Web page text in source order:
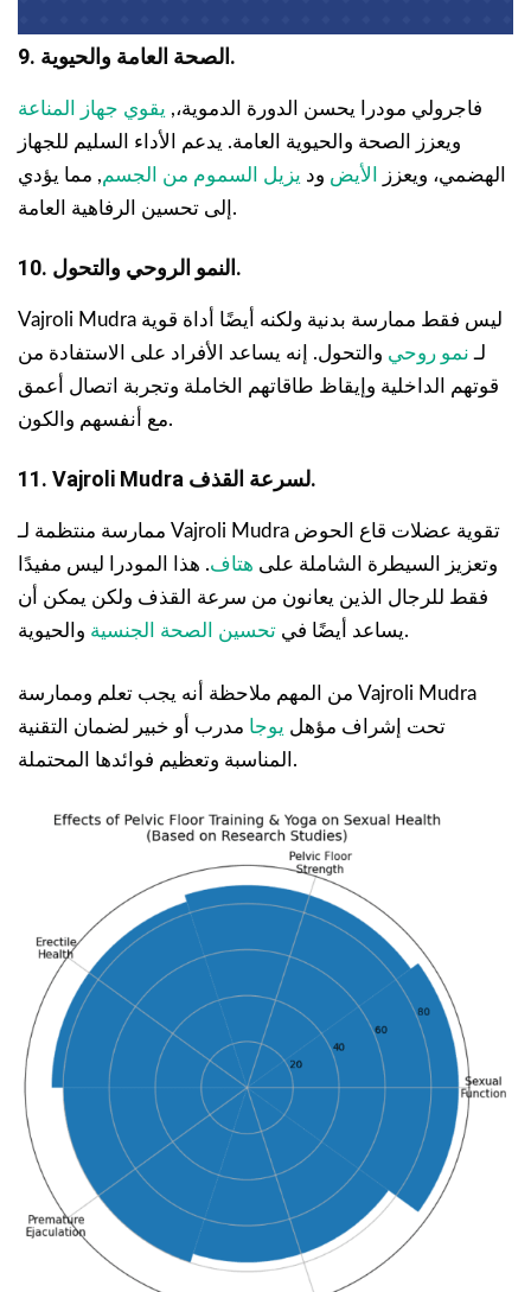
9. الصحة العامة والحيوية.
فاجرولي مودرا يحسن الدورة الدموية،, يقوي جهاز المناعة
ويعزز الصحة والحيوية العامة. يدعم الأداء السليم للجهاز
الهضمي، ويعزز
الأيض ود يزيل السموم من الجسم, مما يؤدي
إلى تحسين الرفاهية العامة.
10. النمو الروحي والتحول.
Vajroli Mudra ليس فقط ممارسة بدنية ولكنه أيضًا أداة قوية
لـ نمو روحي والتحول. إنه يساعد الأفراد على الاستفادة من
قوتهم الداخلية وإيقاظ طاقاتهم الخاملة وتجربة اتصال أعمق
مع أنفسهم والكون.
11. Vajroli Mudra لسرعة القذف.
ممارسة منتظمة لـ Vajroli Mudra تقوية عضلات قاع الحوض
وتعزيز السيطرة الشاملة على هتاف. هذا المودرا ليس مفيدًا
فقط للرجال الذين يعانون من سرعة القذف ولكن يمكن أن
يساعد أيضًا في تحسين الصحة الجنسية والحيوية.
من المهم ملاحظة أنه يجب تعلم وممارسة Vajroli Mudra
تحت إشراف مؤهل يوجا مدرب أو خبير لضمان التقنية
المناسبة وتعظيم فوائدها المحتملة.